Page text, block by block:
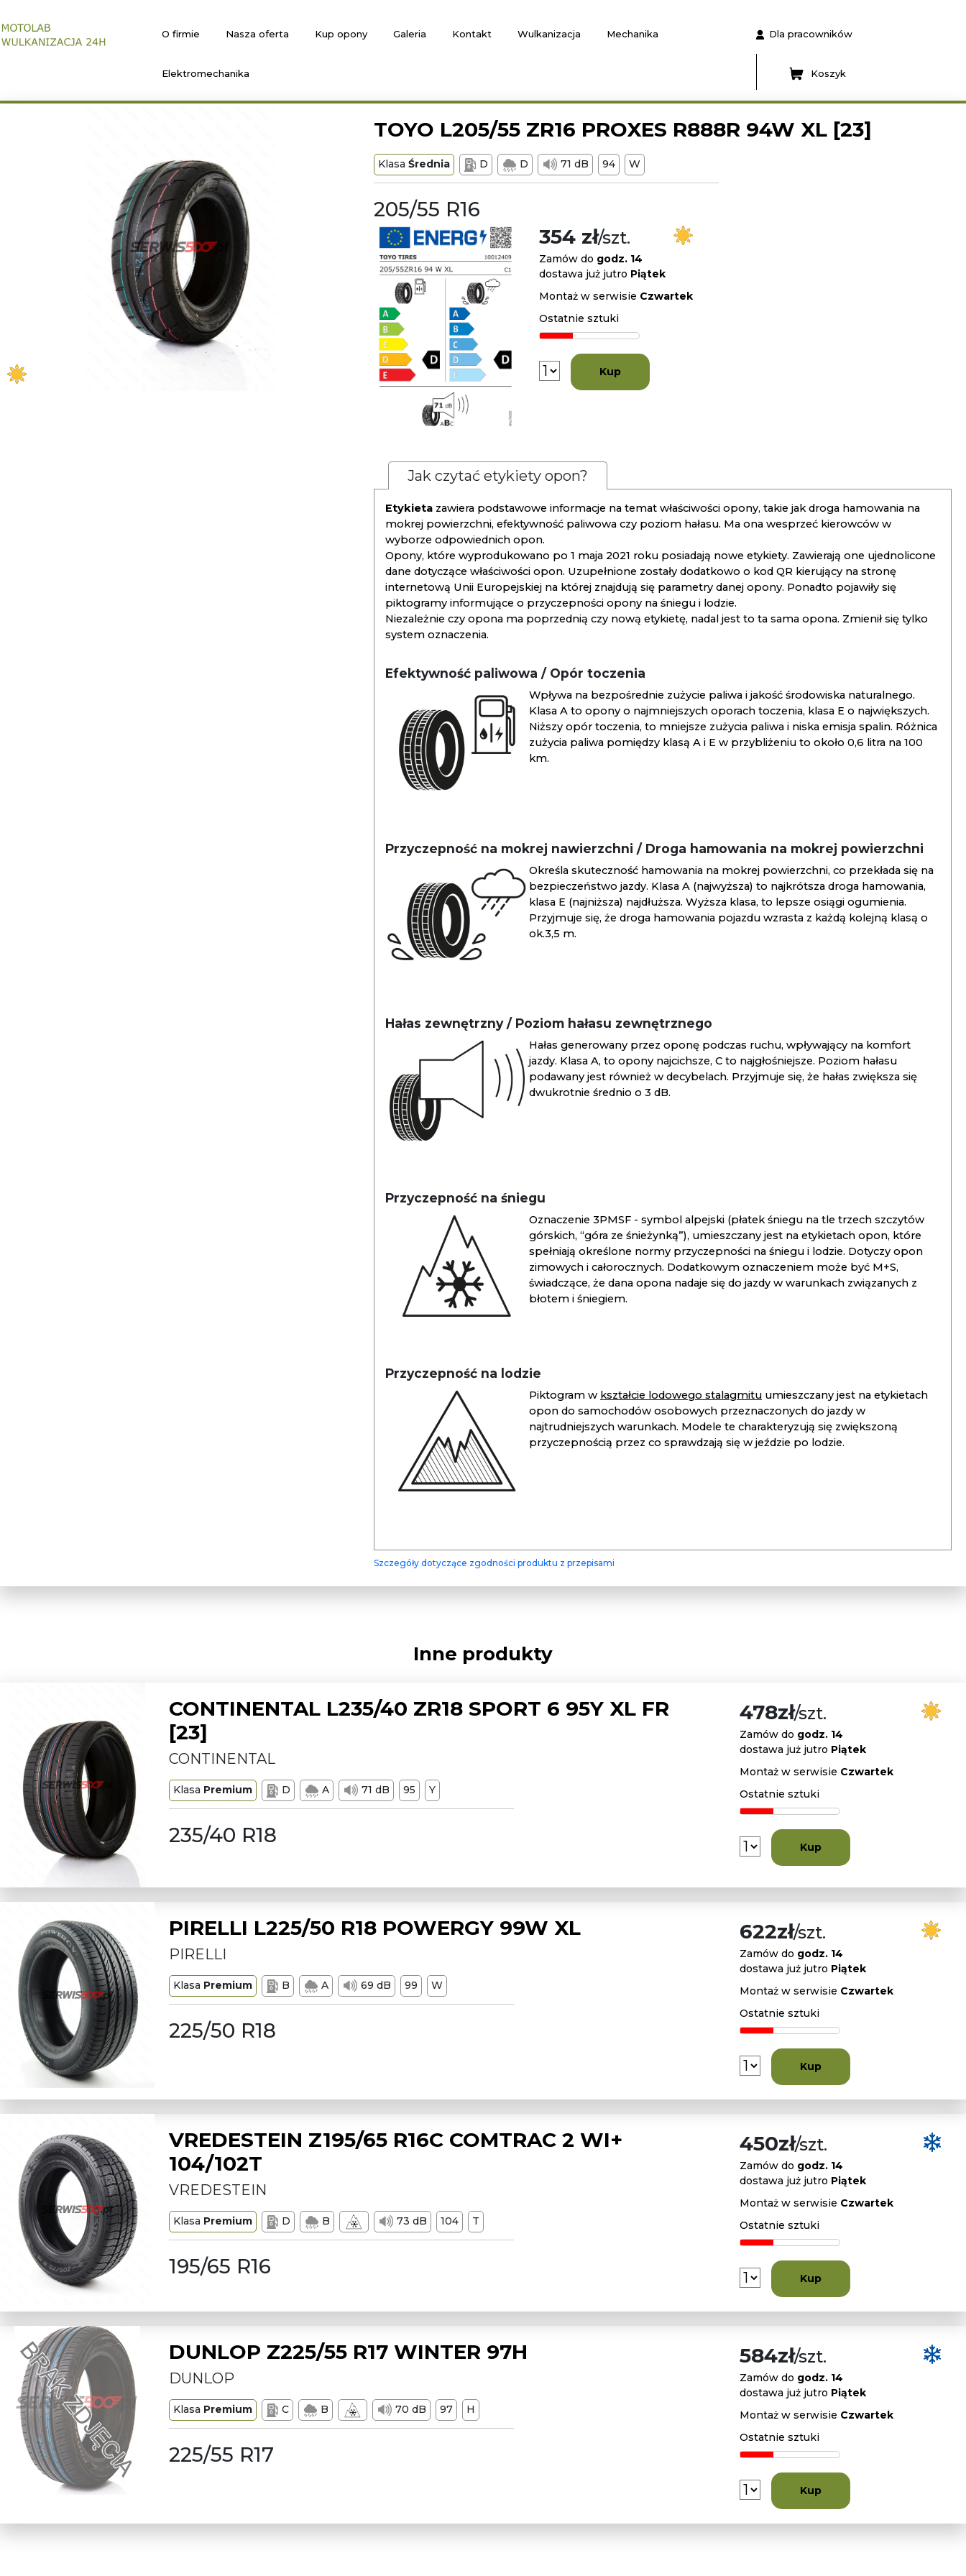
O firmie Nasza oferta Kup opony Galeria Kontakt Wulkanizacja Mechanika
Elektromechanika
Dla pracowników
Koszyk
TOYO L205/55 ZR16 PROXES R888R 94W XL [23]
Klasa Średnia D D 71 dB 94 W
205/55 R16
354 zł/szt.
Zamów do godz. 14
dostawa już jutro Piątek
Montaż w serwisie Czwartek
Ostatnie sztuki
Kup
Jak czytać etykiety opon?
Etykieta zawiera podstawowe informacje na temat właściwości opony, takie jak droga hamowania na
mokrej powierzchni, efektywność paliwowa czy poziom hałasu. Ma ona wesprzeć kierowców w
wyborze odpowiednich opon.
Opony, które wyprodukowano po 1 maja 2021 roku posiadają nowe etykiety. Zawierają one ujednolicone
dane dotyczące właściwości opon. Uzupełnione zostały dodatkowo o kod QR kierujący na stronę
internetową Unii Europejskiej na której znajdują się parametry danej opony. Ponadto pojawiły się
piktogramy informujące o przyczepności opony na śniegu i lodzie.
Niezależnie czy opona ma poprzednią czy nową etykietę, nadal jest to ta sama opona. Zmienił się tylko
system oznaczenia.
Efektywność paliwowa / Opór toczenia
Wpływa na bezpośrednie zużycie paliwa i jakość środowiska naturalnego.
Klasa A to opony o najmniejszych oporach toczenia, klasa E o największych.
Niższy opór toczenia, to mniejsze zużycia paliwa i niska emisja spalin. Różnica
zużycia paliwa pomiędzy klasą A i E w przybliżeniu to około 0,6 litra na 100
km.
Przyczepność na mokrej nawierzchni / Droga hamowania na mokrej powierzchni
Określa skuteczność hamowania na mokrej powierzchni, co przekłada się na
bezpieczeństwo jazdy. Klasa A (najwyższa) to najkrótsza droga hamowania,
klasa E (najniższa) najdłuższa. Wyższa klasa, to lepsze osiągi ogumienia.
Przyjmuje się, że droga hamowania pojazdu wzrasta z każdą kolejną klasą o
ok.3,5 m.
Hałas zewnętrzny / Poziom hałasu zewnętrznego
Hałas generowany przez oponę podczas ruchu, wpływający na komfort
jazdy. Klasa A, to opony najcichsze, C to najgłośniejsze. Poziom hałasu
podawany jest również w decybelach. Przyjmuje się, że hałas zwiększa się
dwukrotnie średnio o 3 dB.
Przyczepność na śniegu
Oznaczenie 3PMSF - symbol alpejski (płatek śniegu na tle trzech szczytów
górskich, “góra ze śnieżynką”), umieszczany jest na etykietach opon, które
spełniają określone normy przyczepności na śniegu i lodzie. Dotyczy opon
zimowych i całorocznych. Dodatkowym oznaczeniem może być M+S,
świadczące, że dana opona nadaje się do jazdy w warunkach związanych z
błotem i śniegiem.
Przyczepność na lodzie
Piktogram w kształcie lodowego stalagmitu umieszczany jest na etykietach
opon do samochodów osobowych przeznaczonych do jazdy w
najtrudniejszych warunkach. Modele te charakteryzują się zwiększoną
przyczepnością przez co sprawdzają się w jeździe po lodzie.
Szczegóły dotyczące zgodności produktu z przepisami
Inne produkty
CONTINENTAL L235/40 ZR18 SPORT 6 95Y XL FR
[23]
CONTINENTAL
Klasa Premium D A 71 dB 95 Y
235/40 R18
478zł/szt.
Zamów do godz. 14
dostawa już jutro Piątek
Montaż w serwisie Czwartek
Ostatnie sztuki
Kup
PIRELLI L225/50 R18 POWERGY 99W XL
PIRELLI
Klasa Premium B A 69 dB 99 W
225/50 R18
622zł/szt.
Zamów do godz. 14
dostawa już jutro Piątek
Montaż w serwisie Czwartek
Ostatnie sztuki
Kup
VREDESTEIN Z195/65 R16C COMTRAC 2 WI+
104/102T
VREDESTEIN
Klasa Premium D B 73 dB 104 T
195/65 R16
450zł/szt.
Zamów do godz. 14
dostawa już jutro Piątek
Montaż w serwisie Czwartek
Ostatnie sztuki
Kup
DUNLOP Z225/55 R17 WINTER 97H
DUNLOP
Klasa Premium C B 70 dB 97 H
225/55 R17
584zł/szt.
Zamów do godz. 14
dostawa już jutro Piątek
Montaż w serwisie Czwartek
Ostatnie sztuki
Kup